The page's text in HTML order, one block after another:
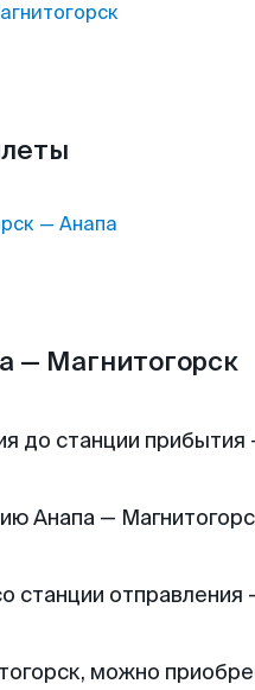
— Анапа
— Магнитогорск
до станции прибытия
Анапа —
станции отправления -
можно